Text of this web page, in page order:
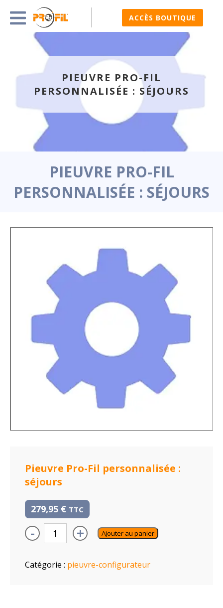
ACCÈS BOUTIQUE
PIEUVRE PRO-FIL
PERSONNALISÉE : SÉJOURS
PIEUVRE PRO-FIL
PERSONNALISÉE : SÉJOURS
Pieuvre Pro-Fil personnalisée :
séjours
279,95 € TTC
- + Ajouter au panier
Catégorie : pieuvre-configurateur